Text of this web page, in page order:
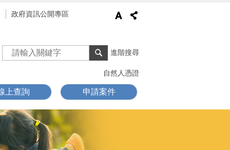
政府資訊公開專區
進階搜尋
自然人憑證
上查詢 申請案件